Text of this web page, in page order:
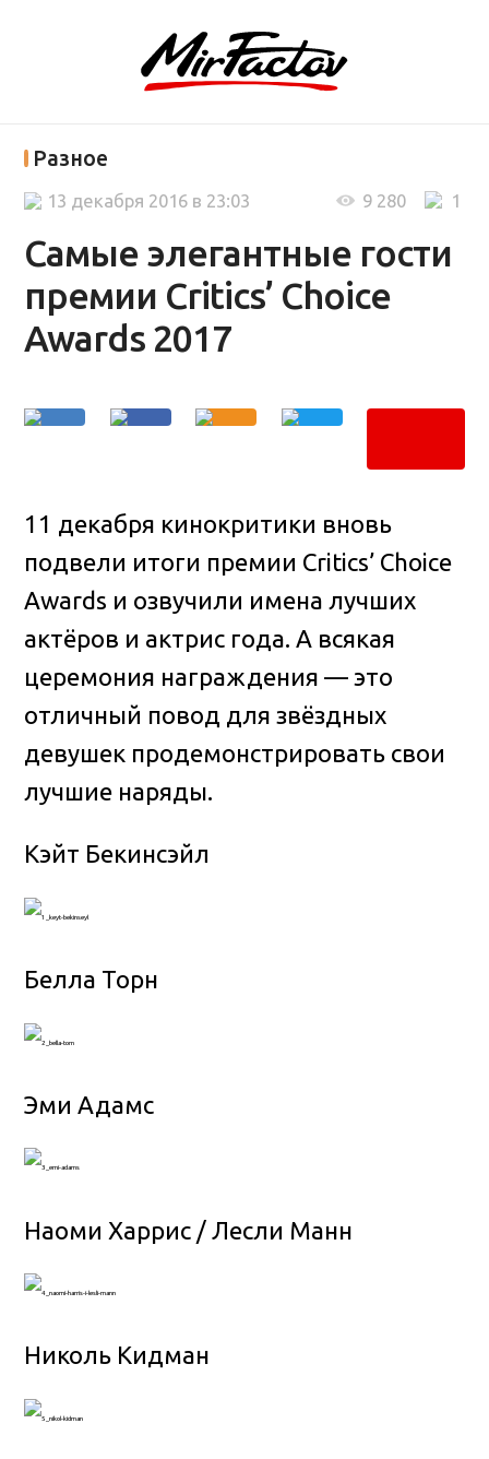
Разное
Самые элегантные гости
премии Critics’ Choice
Awards 2017
1
9 280
13 декабря 2016 в 23:03
11 декабря кинокритики вновь
подвели итоги премии Critics’ Choice
Awards и озвучили имена лучших
актёров и актрис года. А всякая
церемония награждения — это
отличный повод для звёздных
девушек продемонстрировать свои
лучшие наряды.
Кэйт Бекинсэйл
Белла Торн
Эми Адамс
Наоми Харрис / Лесли Манн
Николь Кидман